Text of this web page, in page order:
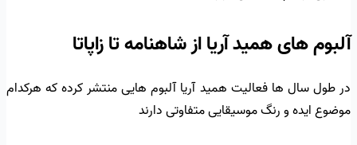
آلبوم های همید آریا از شاهنامه تا زاپاتا
در طول سال ها فعالیت همید آریا آلبوم هایی منتشر کرده که هرکدام
موضوع ایده و رنگ موسیقایی متفاوتی دارند